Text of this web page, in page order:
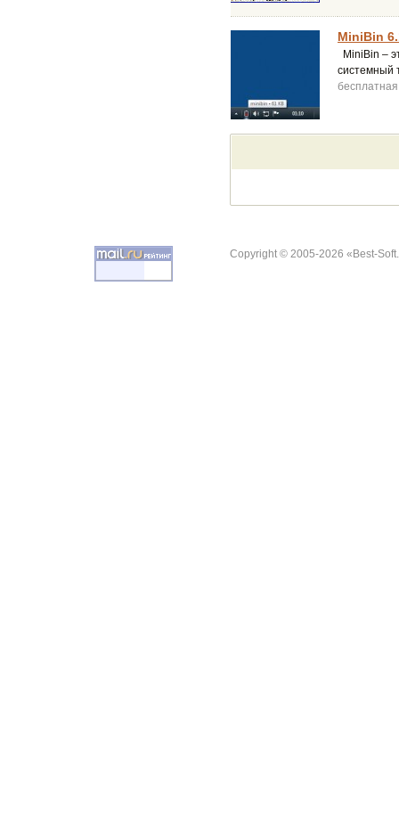
MiniBin
MiniBin –
системный
бесплатная
Copyright © 2005-2026 «Best-